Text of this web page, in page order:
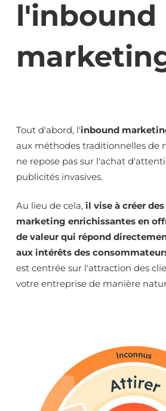
l'inbound
Tout d'abord, l'inbound
aux méthodes traditionnelles de
ne repose pas sur l'achat
publicités invasives.
Au lieu de cela, il vise à créer
marketing enrichissantes en
de valeur qui répond
aux intérêts des
est centrée sur l'attraction des
votre entreprise de manière